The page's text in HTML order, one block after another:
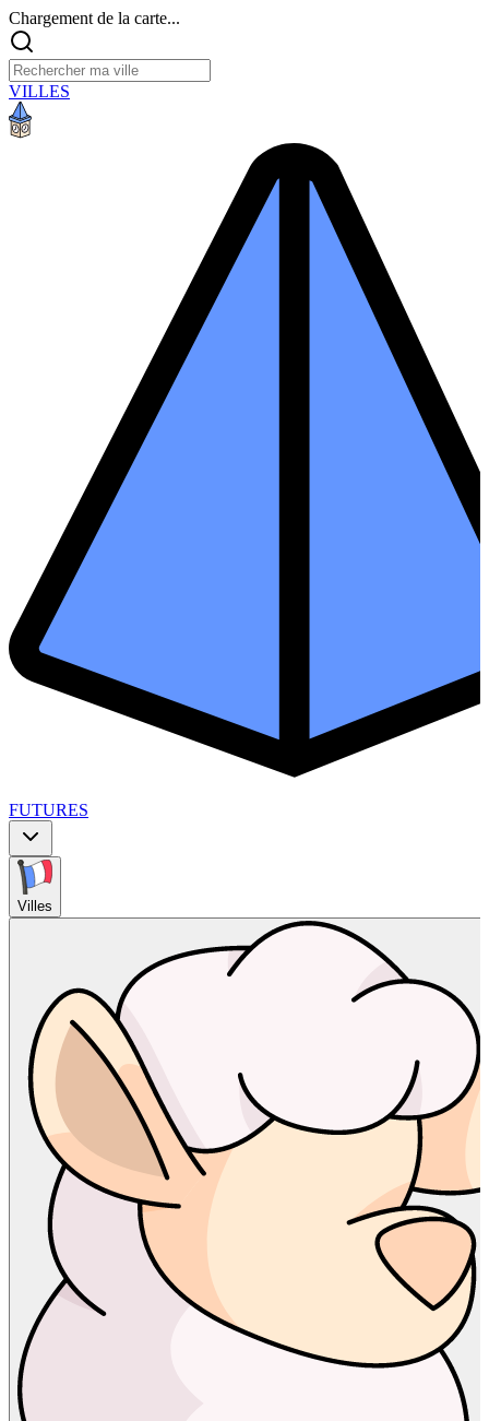
Chargement de la carte...
VILLES
FUTURES
Villes